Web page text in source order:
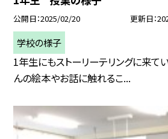
公開日 2025/02/20 更新日
学校の様子
1年生にもストーリーテリングに来て
んの絵本やお話に触れるこ...